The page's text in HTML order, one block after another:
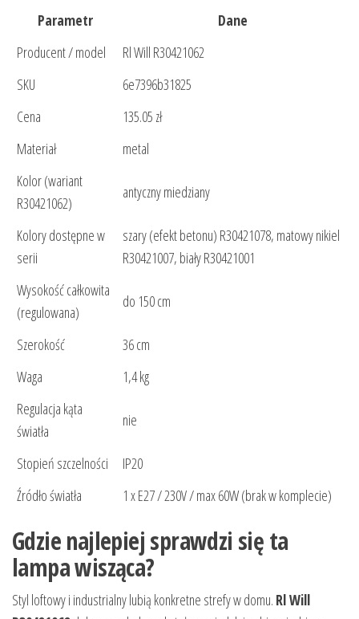
Parametr
Dane
Producent / model
Rl Will R30421062
SKU
6e7396b31825
Cena
135.05 zł
Materiał
metal
Kolor (wariant
R30421062)
antyczny miedziany
Kolory dostępne w
serii
szary (efekt betonu) R30421078, matowy nikiel
R30421007, biały R30421001
Wysokość całkowita
(regulowana)
do 150 cm
Szerokość
36 cm
Waga
1,4 kg
Regulacja kąta
światła
nie
Stopień szczelności
IP20
Źródło światła
1 x E27 / 230V / max 60W (brak w komplecie)
Gdzie najlepiej sprawdzi się ta
lampa wisząca?
Styl loftowy i industrialny lubią konkretne strefy w domu. Rl Will